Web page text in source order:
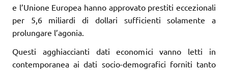
e l’Unione Europea hanno approvato prestiti eccezionali
per 5,6 miliardi di dollari sufficienti solamente a
prolungare l’agonia.
Questi agghiaccianti dati economici vanno letti in
contemporanea ai dati socio-demografici forniti tanto